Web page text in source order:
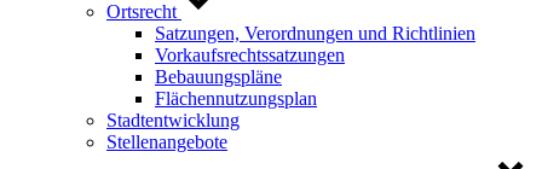
Ortsrecht
Satzungen, Verordnungen und Richtlinien
Vorkaufsrechtssatzungen
Bebauungspläne
Flächennutzungsplan
Stadtentwicklung
Stellenangebote